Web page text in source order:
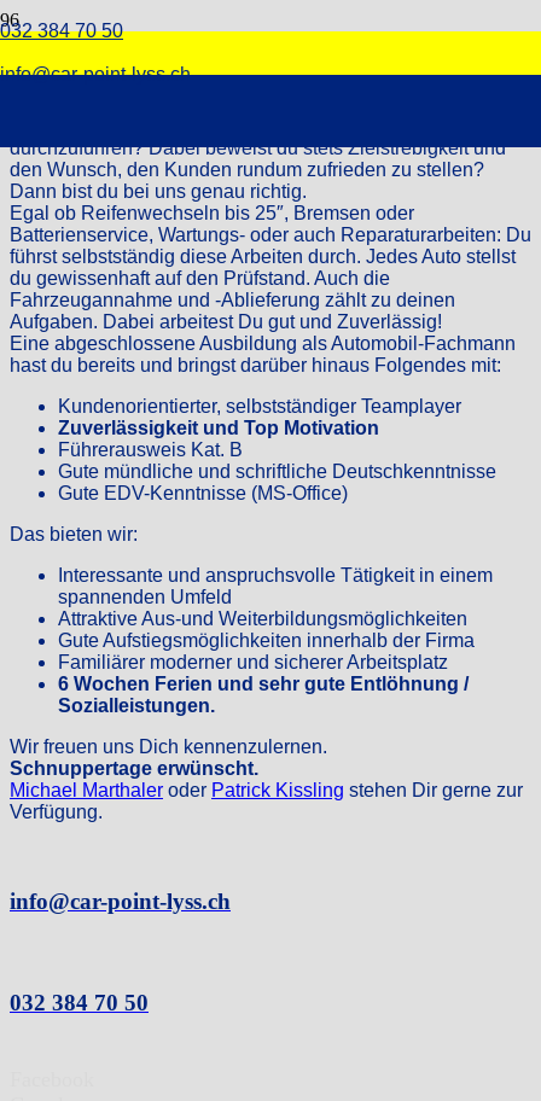
032 384 70 50
info@car-point-lyss.ch
Wir suchen Automobil-Fachmann (M/W)
durchzuführen? Dabei beweist du stets Zielstrebigkeit und
den Wunsch, den Kunden rundum zufrieden zu stellen?
Dann bist du bei uns genau richtig.
Egal ob Reifenwechseln bis 25″, Bremsen oder
Batterienservice, Wartungs- oder auch Reparaturarbeiten: Du
führst selbstständig diese Arbeiten durch. Jedes Auto stellst
du gewissenhaft auf den Prüfstand. Auch die
Fahrzeugannahme und -Ablieferung zählt zu deinen
Aufgaben. Dabei arbeitest Du gut und Zuverlässig!
Eine abgeschlossene Ausbildung als Automobil-Fachmann
hast du bereits und bringst darüber hinaus Folgendes mit:
Kundenorientierter, selbstständiger Teamplayer
Zuverlässigkeit und Top Motivation
Führerausweis Kat. B
Gute mündliche und schriftliche Deutschkenntnisse
Gute EDV-Kenntnisse (MS-Office)
Das bieten wir:
Interessante und anspruchsvolle Tätigkeit in einem
spannenden Umfeld
Attraktive Aus-und Weiterbildungsmöglichkeiten
Gute Aufstiegsmöglichkeiten innerhalb der Firma
Familiärer moderner und sicherer Arbeitsplatz
6 Wochen Ferien und sehr gute Entlöhnung /
Sozialleistungen.
Wir freuen uns Dich kennenzulernen.
Schnuppertage erwünscht.
Michael Marthaler oder Patrick Kissling stehen Dir gerne zur
Verfügung.
info@car-point-lyss.ch
032 384 70 50